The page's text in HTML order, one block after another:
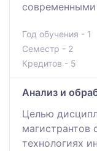
Год обучения - 1
Семестр - 2
Кредитов - 5
Анализ и
Целью
магистрантов
технологиях